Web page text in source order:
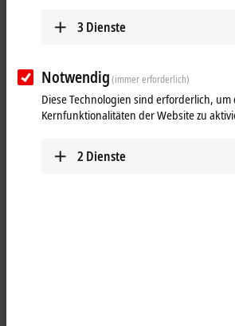
3 Dienste
Notwendig(immer erforderlich)
Diese Technologien sind erforderlich, um
Kernfunktionalitäten der Website zu
2 Dienste